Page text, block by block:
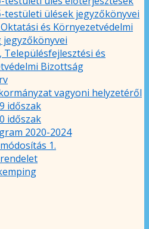
testületi ülések jegyzőkönyvei
és Környezetvédelmi
jegyzőkönyvei
Településfejlesztési és
Bizottság
vagyoni helyzetéről
időszak
időszak
2020-2024
1.